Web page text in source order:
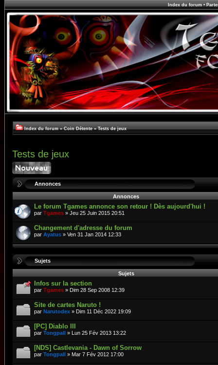
Index du forum•
Index du forum » Coin Détente » Tests de jeux
Tests de jeux
Annonces
Annonces
Le forum Tgames annonce son retour ! Dès aujourd'hui !
par Tgames » Jeu 25 Juin 2015 20:51
Changement d'adresse du forum
par Ayatus » Ven 31 Jan 2014 12:33
Sujets
Sujets
Infos sur la section
par Tgames » Dim 28 Sep 2008 12:39
Site de cartes Naruto !
par Narutodex » Dim 11 Déc 2022 19:09
[PC] Diablo III
par Tongpall » Lun 25 Fév 2013 13:22
[NDS] Castlevania - Dawn of Sorrow
par Tongpall » Mar 7 Fév 2012 17:00